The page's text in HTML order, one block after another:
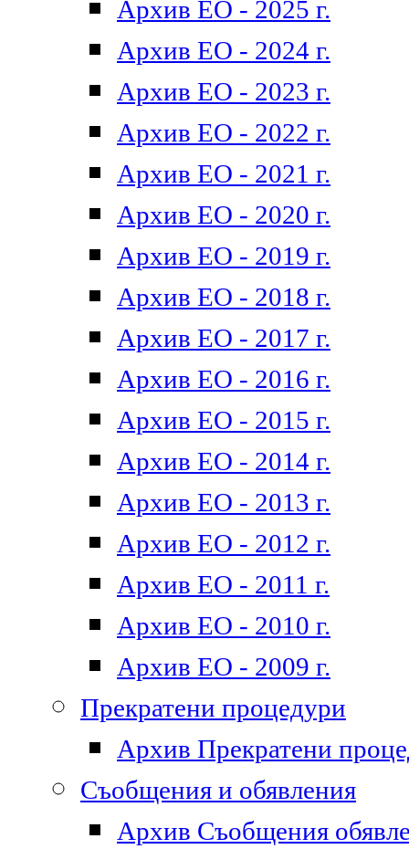
Архив ЕО - 2025 г.
Архив ЕО - 2024 г.
Архив ЕО - 2023 г.
Архив ЕО - 2022 г.
Архив ЕО - 2021 г.
Архив ЕО - 2020 г.
Архив ЕО - 2019 г.
Архив ЕО - 2018 г.
Архив ЕО - 2017 г.
Архив ЕО - 2016 г.
Архив ЕО - 2015 г.
Архив ЕО - 2014 г.
Архив ЕО - 2013 г.
Архив ЕО - 2012 г.
Архив ЕО - 2011 г.
Архив ЕО - 2010 г.
Архив ЕО - 2009 г.
Прекратени процедури
Архив Прекратени
Съобщения и обявления
Архив Съобщения